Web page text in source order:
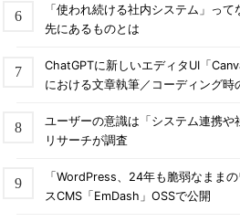
「使われ続ける社内システム」っ
先にあるものとは
ChatGPTに新しいエディタUI「
における文章執筆／コーディング時
ユーザーの意識は「システム連携
リサーチが調査
「WordPress、24年も脆弱なまま
スCMS「EmDash」OSSで公開